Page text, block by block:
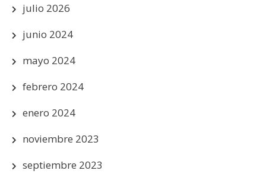
julio 2026
junio 2024
mayo 2024
febrero 2024
enero 2024
noviembre 2023
septiembre 2023